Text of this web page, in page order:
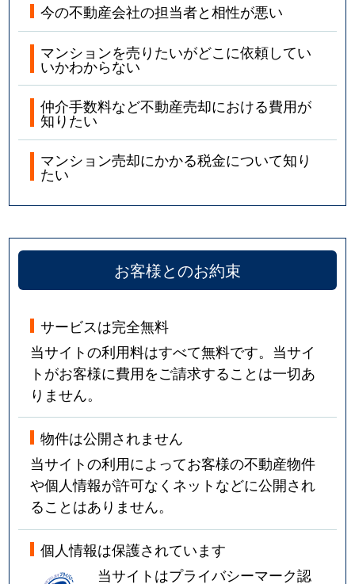
今の不動産会社の担当者と相性が悪い
マンションを売りたいがどこに依頼してい
いかわからない
仲介手数料など不動産売却における費用が
知りたい
マンション売却にかかる税金について知り
たい
お客様とのお約束
サービスは完全無料
当サイトの利用料はすべて無料です。当サイ
トがお客様に費用をご請求することは一切あ
りません。
物件は公開されません
当サイトの利用によってお客様の不動産物件
や個人情報が許可なくネットなどに公開され
ることはありません。
個人情報は保護されています
当サイトはプライバシーマーク認